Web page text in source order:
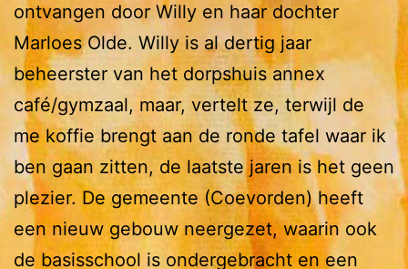
ontvangen door Willy en haar dochter
Marloes Olde. Willy is al dertig jaar
beheerster van het dorpshuis annex
café/gymzaal, maar, vertelt ze, terwijl de
me koffie brengt aan de ronde tafel waar ik
ben gaan zitten, de laatste jaren is het geen
plezier. De gemeente (Coevorden) heeft
een nieuw gebouw neergezet, waarin ook
de basisschool is ondergebracht en een